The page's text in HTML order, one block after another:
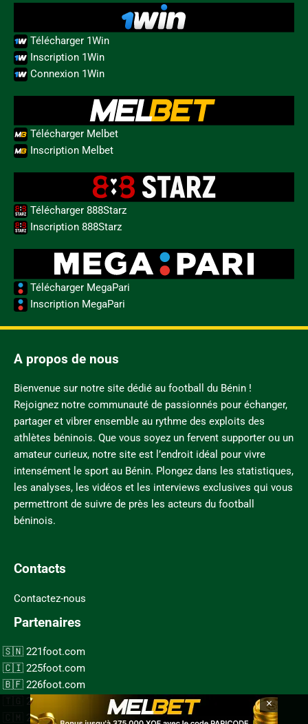
Télécharger 1Win
Inscription 1Win
Connexion 1Win
Télécharger Melbet
Inscription Melbet
Télécharger 888Starz
Inscription 888Starz
Télécharger MegaPari
Inscription MegaPari
A propos de nous
Bienvenue sur notre site dédié au football du Bénin !
Rejoignez notre communauté de passionnés pour échanger,
partager et vibrer ensemble au rythme des exploits des
athlètes béninois. Que vous soyez un fervent supporter ou un
amateur curieux, notre site est l’endroit idéal pour vivre
intensément le sport au Bénin. Plongez dans les statistiques,
les analyses, les vidéos et les interviews exclusives qui vous
permettront de suivre de près les acteurs du football
béninois.
Contacts
Contactez-nous
Partenaires
221foot.com
225foot.com
226foot.com
228foot.com
237foot.com
×